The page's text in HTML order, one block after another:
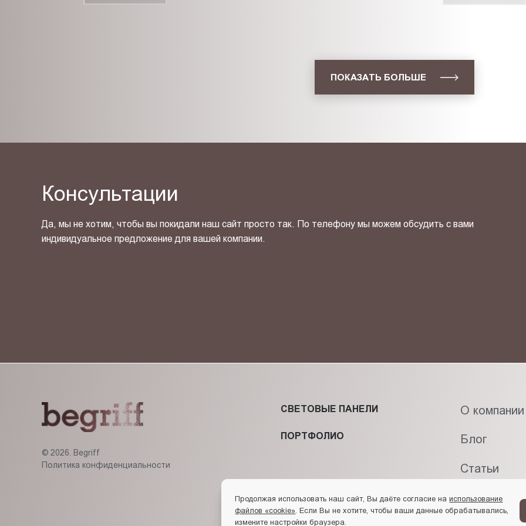
ПОКАЗАТЬ БОЛЬШЕ
Консультации
Да, мы не хотим, чтобы вы покидали наш сайт просто так. По телефону мы можем обсудить с вами
индивидуальное предложение для вашей компании.
© 2026. Begriff
Политика конфиденциальности
СВЕТОВЫЕ ПАНЕЛИ
ПОРТФОЛИО
О компании
Блог
Статьи
Контакты
Продолжая использовать наш сайт, Вы даёте согласие наиспользование
файлов «cookie» . Если Вы не хотите, чтобы ваши данные обрабатывались,
измените настройки браузера.